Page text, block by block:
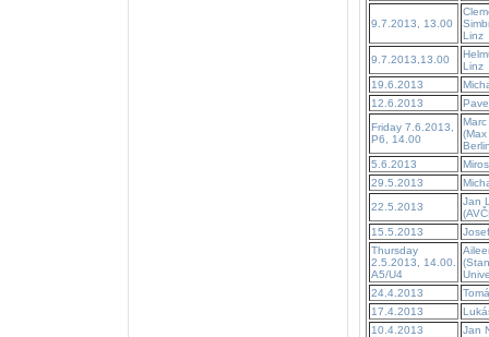
9.7.2013, 13.00
Linz
9.7.2013,13.00
Linz
19.6.2013
12.6.2013
Friday 7.6.2013,
P6, 14.00
Marc
5.6.2013
29.5.2013
22.5.2013
Jan
15.5.2013
Thursday
2.5.2013, 14.00.
A5/U4
24.4.2013
17.4.2013
10.4.2013
Jan